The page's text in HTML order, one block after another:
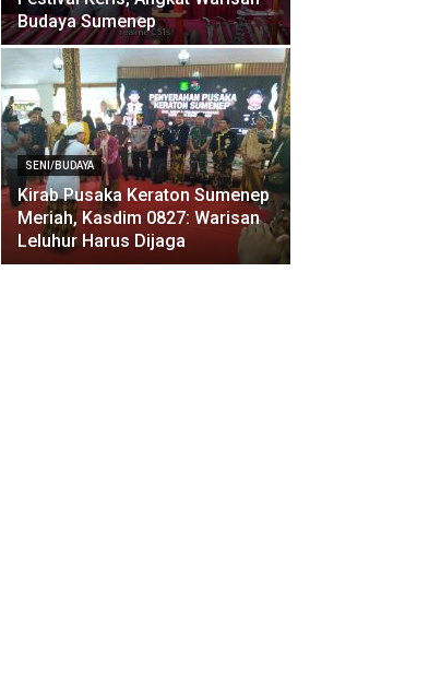
Budaya Sumenep
SENI/BUDAYA
Kirab Pusaka Keraton Sumenep
Meriah, Kasdim 0827: Warisan
Leluhur Harus Dijaga